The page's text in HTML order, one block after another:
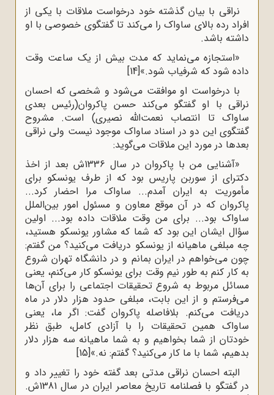
نراقی با بیان گذشته خود درخواست ملاقات با یکی از
افراد رده بالای ساواک را می‌کند تا گفتگوی خصوصی با او
داشته باشد.
«استجازه می‌نماید که مدت بیش از یک ساعت وقت
داده شود که شرفیاب شود.»[14]
با درخواست او موافقت می‌شود و شخصی که احسان
نراقی با او گفتگو می‌کند حسن پاکروان(رئیس بعدی
ساواک تا انتصاب نعمت‌الله نصیری) است. مشروح
گفتگوی این دو در اسناد ساواک موجود نیست ولی نراقی
بعدها در مورد این ملاقات می‌گوید:
«آشنایی من با پاکروان در سال 1336ش بعد از اخذ
دکترای از سوربن پاریس بود که از طرف یونسکو برای
مأموریت به ایران آمدم... ساواک مرا احضار کرد...
پاکروان که در آن موقع معاون و مسئول امور بین‌الملل
ساواک بود... برای من وقت ملاقات داده بود... اولین
سؤال ایشان این بود که شما که مشاور یونسکو هستید،
چه مبلغی ماهیانه از یونسکو دریافت می‌کنید؟ من گفتم:
چون می‌خواهم در ایران بمانم و در دانشگاه تهران شروع
به کار کنم به طور نیم وقت برای یونسکو کار می‌کنم، یعنی
مسائل مربوط به شروع تحقیقات اجتماعی را برای آن‌ها
می‌فرستم و از این بابت، مبلغی حدود هزار دلار در ماه
دریافت می‌کنم. بلافاصله پاکروان گفت: اگر ما، یعنی
ساواک همین تحقیقات را با آزادی کامل، طبق نظر
خودتان از شما بخواهیم و به شما ماهیانه سه هزار دلار
بدهیم، شما با ما کار می‌کنید؟ گفتم: نه.»[15]
البته احسان نراقی مدتی بعد گفته خود را تغییر داد و
در گفتگو با فصلنامه تاریخ معاصر ایران در سال 1381ش.